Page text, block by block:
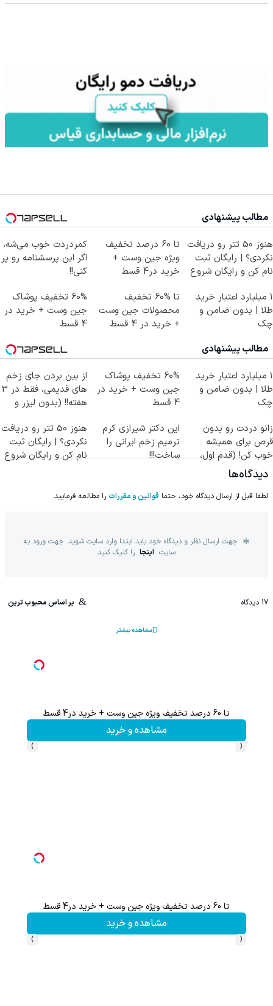
مطالب پیشنهادی
هنوز 50 تتر رو دریافت
نکردی؟ | رایگان ثبت
نام کن و رایگان شروع
تا 60 درصد تخفیف
ویژه جین وست +
خرید در4 قسط
کمردردت خوب می‌شه،
اگر این پرسشنامه رو پر
کنی!!
۱ میلیارد اعتبار خرید
طلا | بدون ضامن و
چک
تا %60 تخفیف
محصولات جین وست
+ خرید در 4 قسط
60% تخفیف پوشاک
جین وست + خرید در
4 قسط
مطالب پیشنهادی
۱ میلیارد اعتبار خرید
طلا | بدون ضامن و
چک
60% تخفیف پوشاک
جین وست + خرید در
4 قسط
از بین بردن جای زخم
های قدیمی، فقط در 3
هفته!! (بدون لیزر و
زانو دردت رو بدون
قرص برای همیشه
خوب کن! (قدم اول،
پرسش‌نامه)
این دکتر شیرازی کرم
ترمیم زخم ایرانی را
ساخت!!!
هنوز 50 تتر رو دریافت
نکردی؟ | رایگان ثبت
نام کن و رایگان شروع
دیدگاه‌ها
لطفا قبل از ارسال دیدگاه خود، حتما قوانین و مقررات را مطالعه فرمایید.
جهت ارسال نظر و دیدگاه خود باید ابتدا وارد سایت شوید. جهت ورود به
سایت اینجا را کلیک کنید
17 دیدگاه بر اساس محبوب ترین
مشاهده بیشتر
تا 60 درصد تخفیف ویژه جین وست + خرید در4 قسط
مشاهده و خرید
‹
›
تا 60 درصد تخفیف ویژه جین وست + خرید در4 قسط
مشاهده و خرید
‹
›